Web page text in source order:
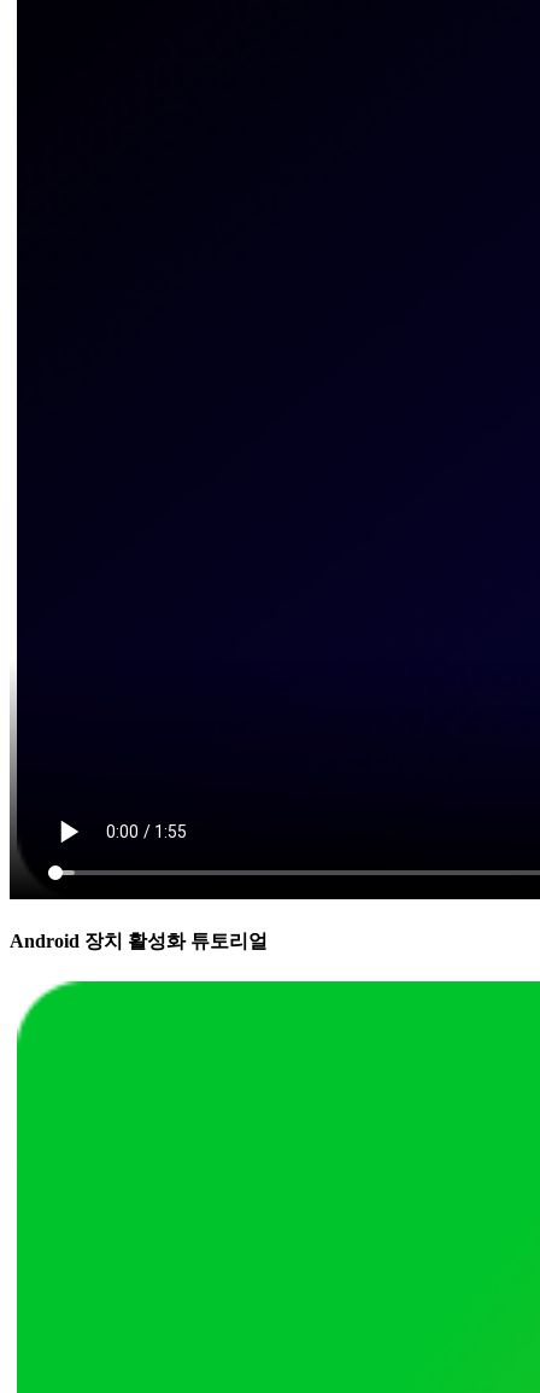
Android 장치 활성화 튜토리얼